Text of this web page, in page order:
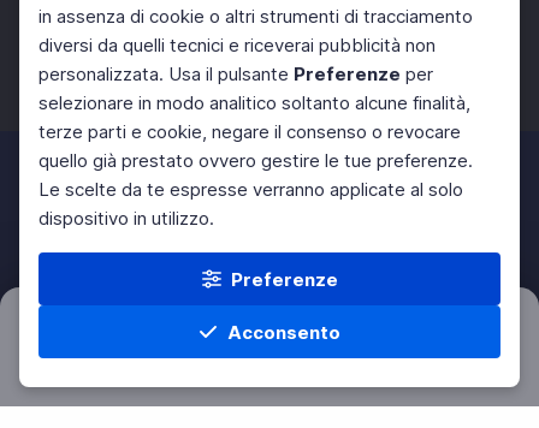
in assenza di cookie o altri strumenti di tracciamento
diversi da quelli tecnici e riceverai pubblicità non
personalizzata. Usa il pulsante Preferenze per
selezionare in modo analitico soltanto alcune finalità,
terze parti e cookie, negare il consenso o revocare
quello già prestato ovvero gestire le tue preferenze.
Le scelte da te espresse verranno applicate al solo
dispositivo in utilizzo.
Preferenze
Acconsento
Home Materie Cerca Menu
Facebook Twitter Instagram